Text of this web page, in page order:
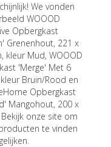
We vonden
WOOOD
Opbergkast
Grenenhout, 221 x
kleur Mud, WOOOD
'Merge' Met 6
Bruin/Rood en
Opbergkast
Mangohout, 200 x
Bekijk onze site om
te vinden